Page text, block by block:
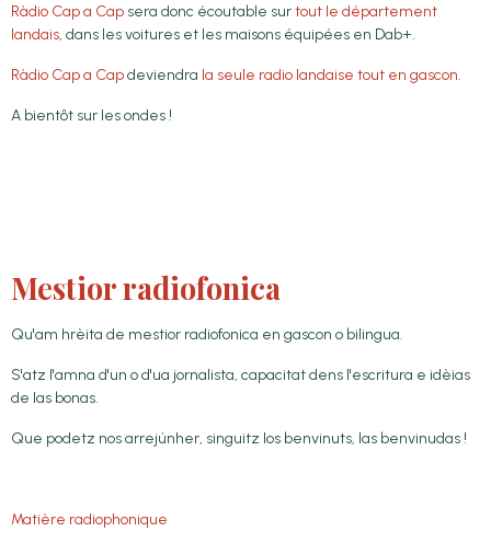
Ràdio Cap a Cap sera donc écoutable surtout le département
landais, dans les voitures et les maisons équipées en Dab+.
Ràdio Cap a Capdeviendra la seule radio landaise tout en gascon.
A bientôt sur les ondes !
Mestior radiofonica
Qu'am hrèita de mestior radiofonica en gascon o bilingua.
S'atz l'amna d'un o d'ua jornalista, capacitat dens l'escritura e idèias
de las bonas.
Que podetz nos arrejúnher, singuitz los benvinuts, las benvinudas !
Matière radiophonique